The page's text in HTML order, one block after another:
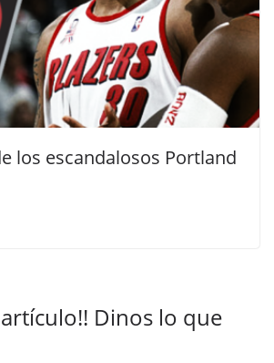
los escandalosos Portland
Dinos lo que